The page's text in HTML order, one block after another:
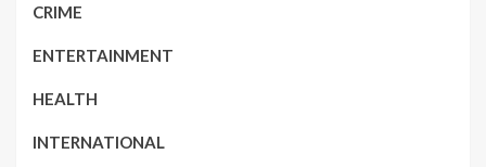
CRIME
ENTERTAINMENT
HEALTH
INTERNATIONAL